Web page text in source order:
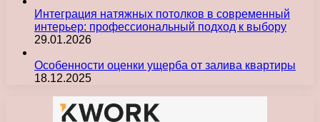
Интеграция натяжных потолков в современный
интерьер: профессиональный подход к выбору
29.01.2026
Особенности оценки ущерба от залива квартиры
18.12.2025